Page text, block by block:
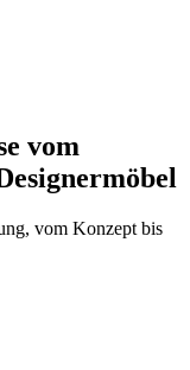
vom
vom Konzept bis